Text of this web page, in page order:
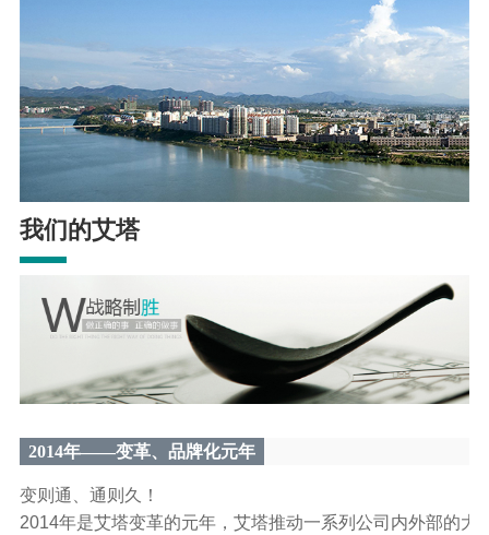
我们的艾塔
2014年——变革、品牌化元年
变则通、通则久！
2014年是艾塔变革的元年，艾塔推动一系列公司内外部的大